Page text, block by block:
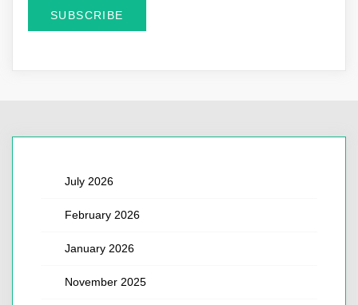
July 2026
February 2026
January 2026
November 2025